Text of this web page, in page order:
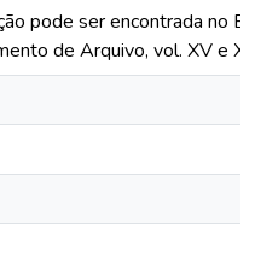
pode ser encontrada no
de Arquivo, vol. XV e